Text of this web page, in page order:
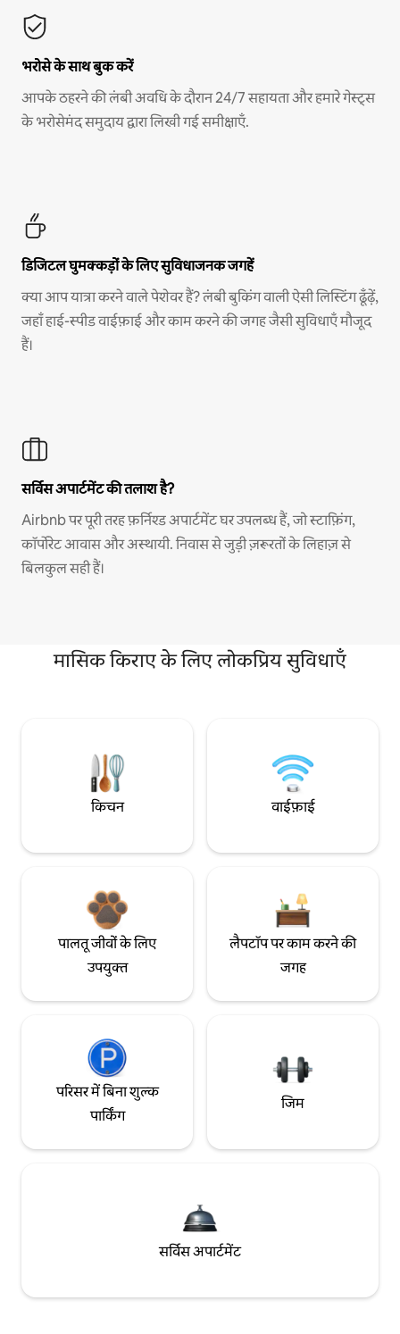
भरोसे के साथ बुक करें
आपके ठहरने की लंबी अवधि के दौरान 24/7 सहायता और हमारे गेस्ट्स
के भरोसेमंद समुदाय द्वारा लिखी गई समीक्षाएँ.
डिजिटल घुमक्कड़ों के लिए सुविधाजनक जगहें
क्या आप यात्रा करने वाले पेशेवर हैं? लंबी बुकिंग वाली ऐसी लिस्टिंग ढूँढ़ें,
जहाँ हाई-स्पीड वाईफ़ाई और काम करने की जगह जैसी सुविधाएँ मौजूद
हैं।
सर्विस अपार्टमेंट की तलाश है?
Airbnb पर पूरी तरह फ़र्निश्ड अपार्टमेंट घर उपलब्ध हैं, जो स्टाफ़िंग,
कॉर्पोरेट आवास और अस्थायी. निवास से जुड़ी ज़रूरतों के लिहाज़ से
बिलकुल सही हैं।
मासिक किराए के लिए लोकप्रिय सुविधाएँ
किचन वाईफ़ाई
पालतू जीवों के लिए
उपयुक्त
लैपटॉप पर काम करने की
जगह
परिसर में बिना शुल्क
पार्किंग
जिम
सर्विस अपार्टमेंट